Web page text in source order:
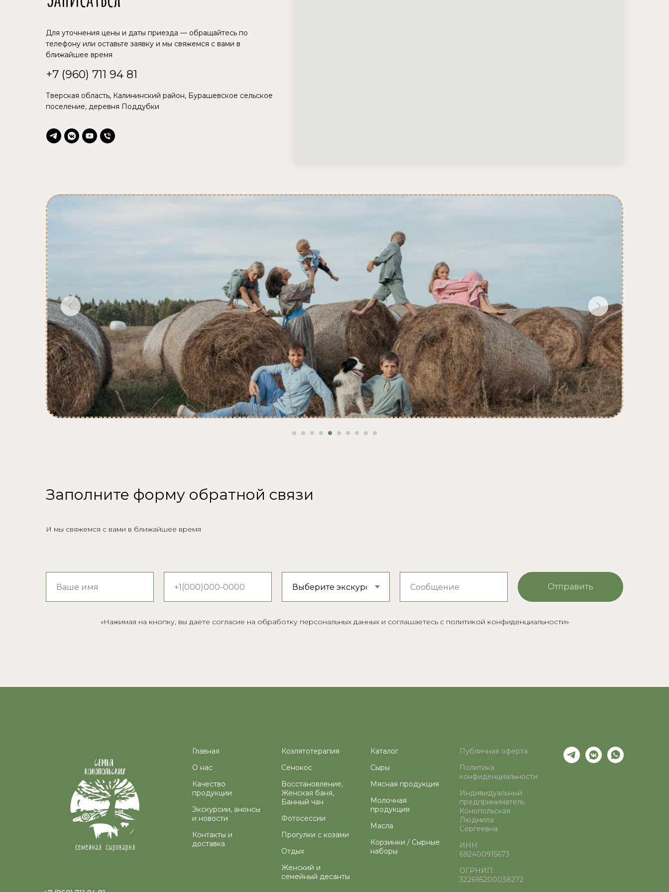
Для уточнения цены и даты приезда — обращайтесь по
телефону или оставьте заявку и мы свяжемся с вами в
ближайшее время
+7 (960) 711 94 81
Тверская область, Калининский район, Бурашевское сельское
поселение, деревня Поддубки
Заполните форму обратной связи
И мы свяжемся с вами в ближайшее время
Отправить
«Нажимая на кнопку, вы даете согласие на обработку персональных данных и соглашаетесь c политикой конфиденциальности»
Главная
О нас
Качество
продукции
Экскурсии, анонсы
и новости
Контакты и
доставка
Козлятотерапия
Сенокос
Восстановление,
Женская баня,
Банный чан
Фотосессии
Прогулки с козами
Отдых
Женский и
семейный десанты
Каталог
Сыры
Мясная продукция
Молочная
продукция
Масла
Корзинки / Сырные
наборы
Публичная оферта
Политика
конфиденциальности
Индивидуальный
предприниматель
Конопольская
Людмила
Сергеевна
ИНН:
692400915673
ОГРНИП:
322695200038272